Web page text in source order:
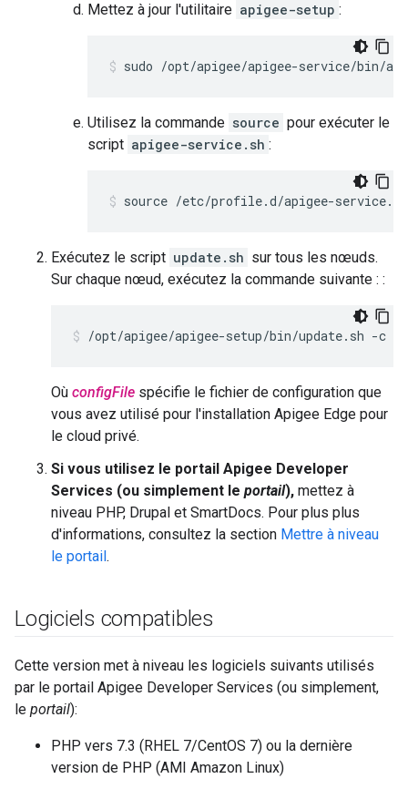
Mettez à jour l'utilitaire apigee-setup :
sudo /opt/apigee/apigee-service/bin/
Utilisez la commande source pour exécuter le
script apigee-service.sh :
source /etc/profile.d/apigee-service.sh
Exécutez le script update.sh sur tous les nœuds.
Sur chaque nœud, exécutez la commande suivante : :
/opt/apigee/apigee-setup/bin/update.sh -c
Où configFile spécifie le fichier de configuration que
vous avez utilisé pour l'installation Apigee Edge pour
le cloud privé.
Si vous utilisez le portail Apigee Developer
Services (ou simplement le portail), mettez à
niveau PHP, Drupal et SmartDocs. Pour plus plus
d'informations, consultez la section Mettre à niveau
le portail.
Logiciels compatibles
Cette version met à niveau les logiciels suivants utilisés
par le portail Apigee Developer Services (ou simplement,
le portail):
PHP vers 7.3 (RHEL 7/CentOS 7) ou la dernière
version de PHP (AMI Amazon Linux)